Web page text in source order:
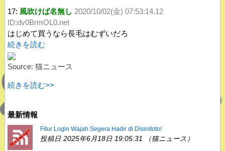
17: 風吹けば名無し 2020/10/02(金) 07:53:14.12
ID:dv0BrmOL0.net
はじめて買うなら長毛はむずいだろ
続きを読む
Source: 猫ニュース
続きを読む>>
最新情報
Fitur Login Wajah Segera Hadir di Disinitoto!
投稿日 2025年6月18日 19:05:31 （猫ニュース）